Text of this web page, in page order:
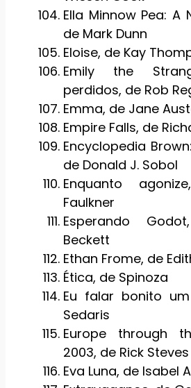
Ella Minnow Pea: A
de Mark Dunn
Eloise, de Kay
Emily the
perdidos, de Rob
Emma, de Jane
Empire Falls, de
Encyclopedia
de Donald J. Sobol
Enquanto
Faulkner
Esperando
Beckett
Ethan Frome, de
Ética, de Spinoza
Eu falar bonito
Sedaris
Europe through
2003, de Rick Steves
Eva Luna, de Isabel